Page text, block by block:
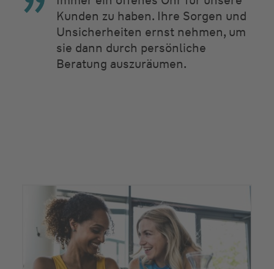
Kunden zu haben. Ihre Sorgen und
Unsicherheiten ernst nehmen, um
sie dann durch persönliche
Beratung auszuräumen.